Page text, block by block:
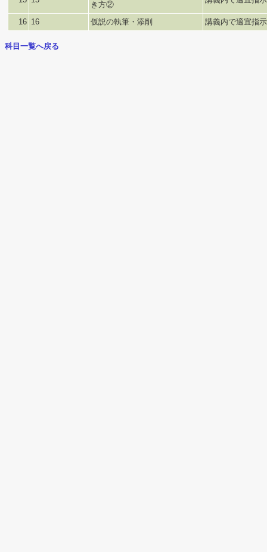
き方②
16 16 仮説の執筆・添削 講義内で適宜指
科目一覧へ戻る